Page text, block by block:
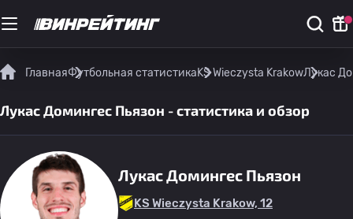
ГлавнаяФутбольная статистикаKS Wieczysta KrakowЛукас
Лукас Домингес Пьязон - статистика и обзор
Лукас Домингес Пьязон
KS Wieczysta Krakow, 12